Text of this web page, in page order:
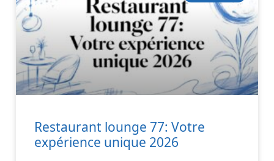
Restaurant lounge 77: Votre
expérience unique 2026